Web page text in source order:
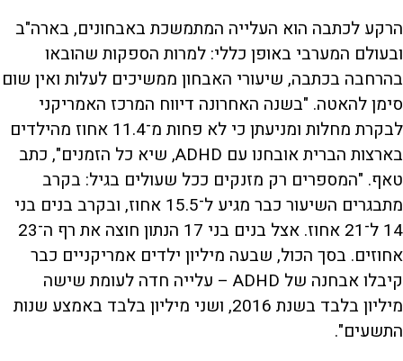
הרקע לכתבה הוא העלייה המתמשכת באבחונים, בארה"ב
ובעולם המערבי באופן כללי: למרות הספקות שהובאו
בהרחבה בכתבה, שיעורי האבחון ממשיכים לעלות ואין שום
סימן להאטה. "בשנה האחרונה דיווח המרכז האמריקני
לבקרת מחלות ומניעתן כי לא פחות מ־11.4 אחוז מהילדים
בארצות הברית אובחנו עם ADHD, שיא כל הזמנים", כתב
טאף. "המספרים רק מזנקים ככל שעולים בגיל: בקרב
מתבגרים השיעור כבר מגיע ל־15.5 אחוז, ובקרב בנים בני
14 ל־21 אחוז. אצל בנים בני 17 הנתון חוצה את רף ה־23
אחוזים. בסך הכול, שבעה מיליון ילדים אמריקניים כבר
קיבלו אבחנה של ADHD – עלייה חדה לעומת שישה
מיליון בלבד בשנת 2016, ושני מיליון בלבד באמצע שנות
התשעים".